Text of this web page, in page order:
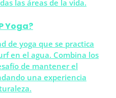
las áreas de la vida.
Yoga?
de yoga que se practica
en el agua. Combina los
de mantener el
una experiencia